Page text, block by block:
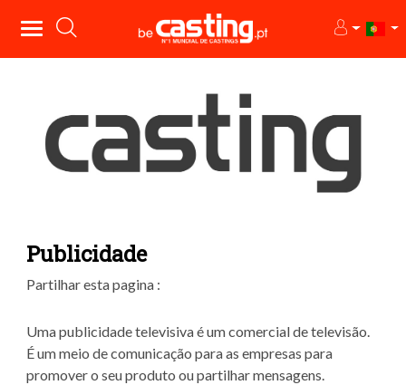
Publicidade
Partilhar esta pagina :
Uma publicidade televisiva é um comercial de televisão.
É um meio de comunicação para as empresas para
promover o seu produto ou partilhar mensagens.